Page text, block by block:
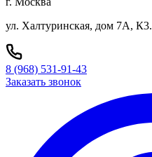
ул. Халтуринская, дом 7А, К3.
8 (968) 531-91-43
Заказать звонок